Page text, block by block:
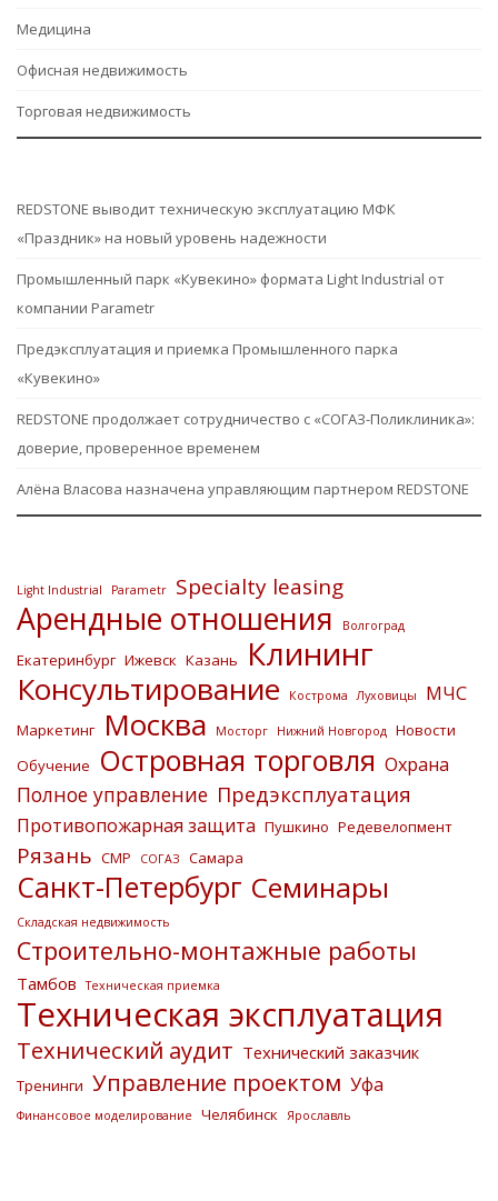
Медицина
Офисная недвижимость
Торговая недвижимость
REDSTONE выводит техническую эксплуатацию МФК
«Праздник» на новый уровень надежности
Промышленный парк «Кувекино» формата Light Industrial от
компании Parametr
Предэксплуатация и приемка Промышленного парка
«Кувекино»
REDSTONE продолжает сотрудничество с «СОГАЗ-Поликлиника»:
доверие, проверенное временем
Алёна Власова назначена управляющим партнером REDSTONE
Light Industrial Parametr Specialty leasing
Арендные отношения Волгоград
Екатеринбург Ижевск Казань Клининг
Консультирование Кострома Луховицы МЧС
Маркетинг Москва Мосторг Нижний Новгород Новости
Обучение
Островная торговля Охрана
Полное управление Предэксплуатация
Противопожарная защита Пушкино Редевелопмент
Рязань СМР СОГАЗ Самара
Санкт-Петербург Семинары
Складская недвижимость
Строительно-монтажные работы
Тамбов Техническая приемка
Техническая эксплуатация
Технический аудит Технический заказчик
Тренинги Управление проектом Уфа
Финансовое моделирование Челябинск Ярославль